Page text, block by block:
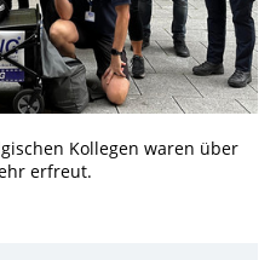
Kollegen waren über
erfreut.